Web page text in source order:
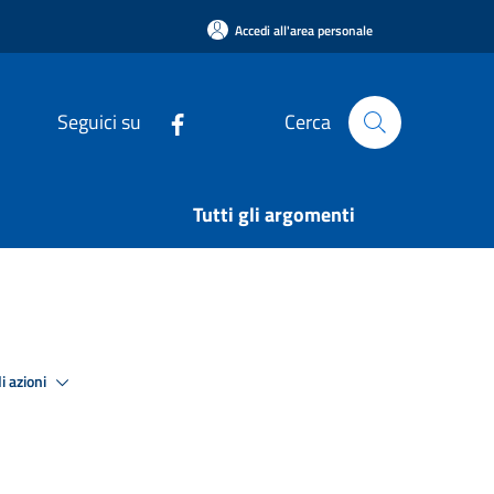
Accedi all'area personale
Seguici su Cerca
Tutti gli argomenti
azioni